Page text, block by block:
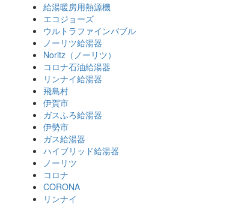
給湯暖房用熱源機
エコジョーズ
ウルトラファインバブル
ノーリツ給湯器
Noritz（ノーリツ）
コロナ石油給湯器
リンナイ給湯器
飛島村
伊賀市
ガスふろ給湯器
伊勢市
ガス給湯器
ハイブリッド給湯器
ノーリツ
コロナ
CORONA
リンナイ